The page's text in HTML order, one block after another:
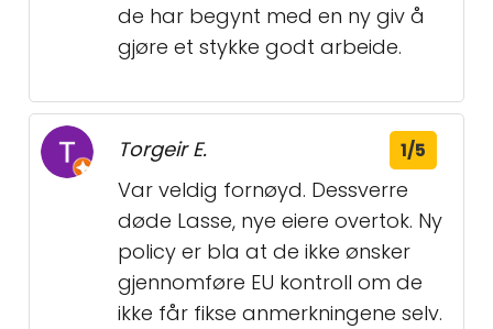
de har begynt med en ny giv å
gjøre et stykke godt arbeide.
Torgeir E. 1/5
Var veldig fornøyd. Dessverre
døde Lasse, nye eiere overtok. Ny
policy er bla at de ikke ønsker
gjennomføre EU kontroll om de
ikke får fikse anmerkningene selv.